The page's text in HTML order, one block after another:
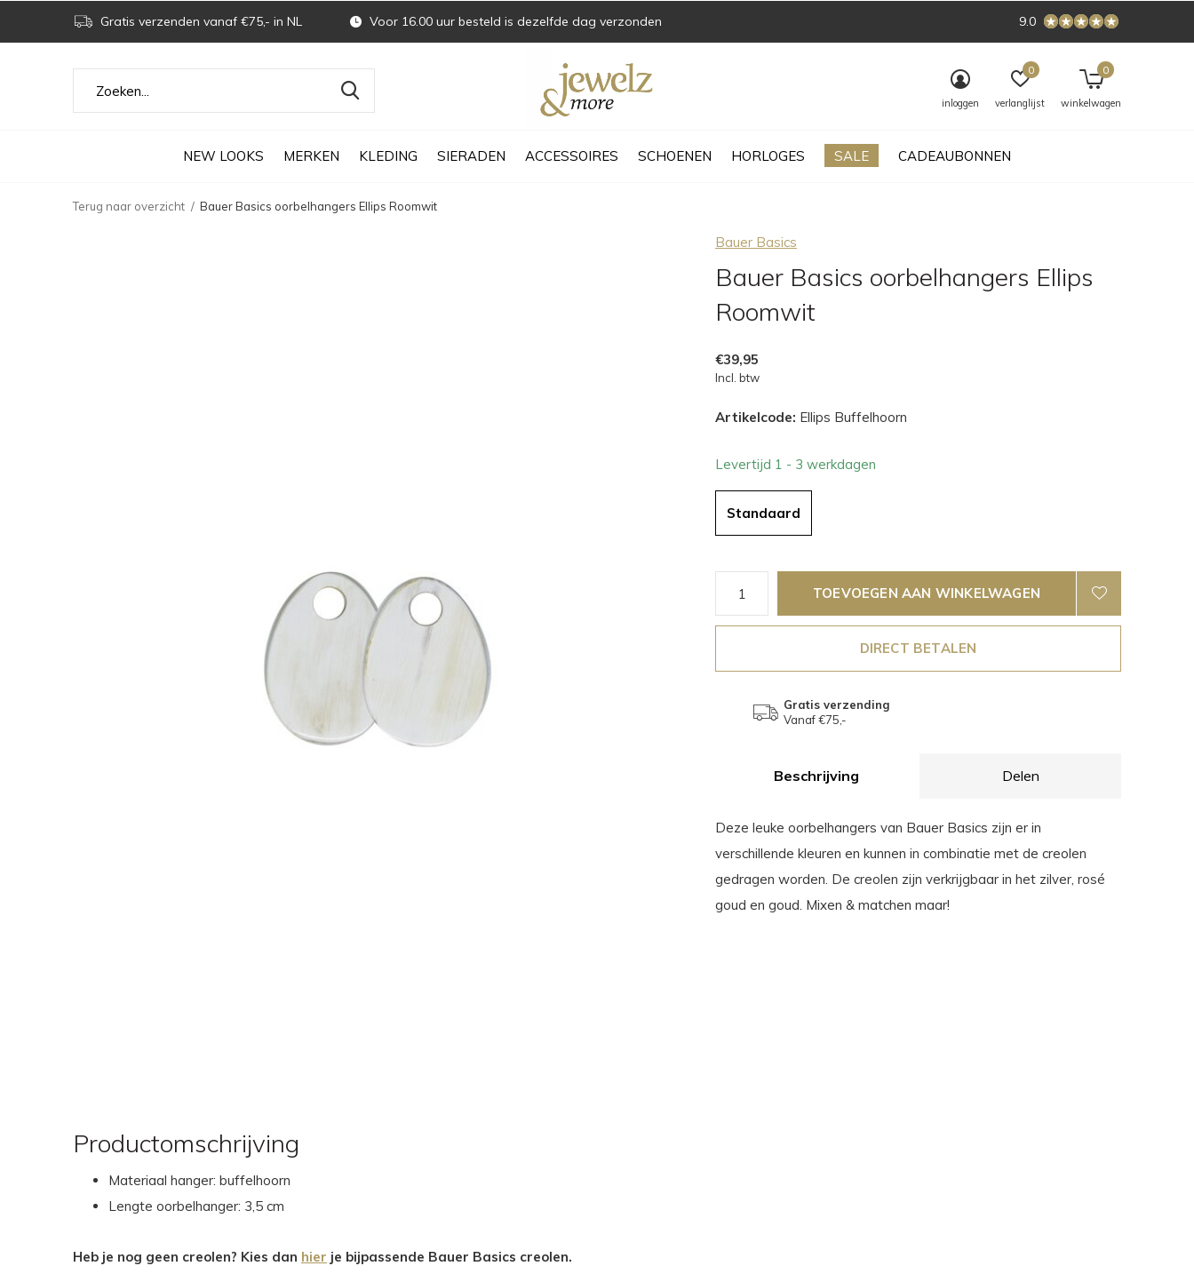
NEW LOOKS MERKEN KLEDING SIERADEN ACCESSOIRES SCHOENEN HORLOGES SALE CADEAUBONNEN
inloggen verlanglijst
0
winkelwagen
0
Gratis verzenden vanaf €75,- in NL Voor 16.00 uur besteld is dezelfde dag verzonden 9.0
Terug naar overzicht Bauer Basics oorbelhangers Ellips Roomwit
Bauer Basics
Bauer Basics oorbelhangers Ellips
Roomwit
€39,95
Incl. btw
Artikelcode: Ellips Buffelhoorn
Levertijd 1 - 3 werkdagen
Standaard
TOEVOEGEN AAN WINKELWAGEN
DIRECT BETALEN
Gratis verzending
Vanaf €75,-
Beschrijving Delen
Deze leuke oorbelhangers van Bauer Basics zijn er in
verschillende kleuren en kunnen in combinatie met de creolen
gedragen worden. De creolen zijn verkrijgbaar in het zilver, rosé
goud en goud. Mixen & matchen maar!
Productomschrijving
Materiaal hanger: buffelhoorn
Lengte oorbelhanger: 3,5 cm
Heb je nog geen creolen? Kies dan hier je bijpassende Bauer Basics creolen.